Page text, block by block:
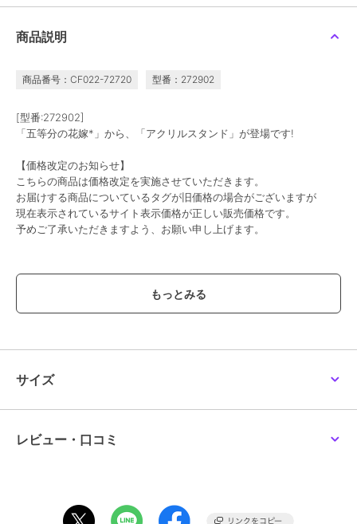
商品説明
商品番号：CF022-72720 型番：272902
[型番:272902]
「五等分の花嫁*」から、「アクリルスタンド」が登場です!
【価格改定のお知らせ】
こちらの商品は価格改定を実施させていただきます。
お届けする商品についているタグが旧価格の場合がございますが
現在表示されているサイト表示価格が正しい販売価格です。
予めご了承いただきますよう、お願い申し上げます。
カラー **
サイズ
サイズ
レビュー・口コミ